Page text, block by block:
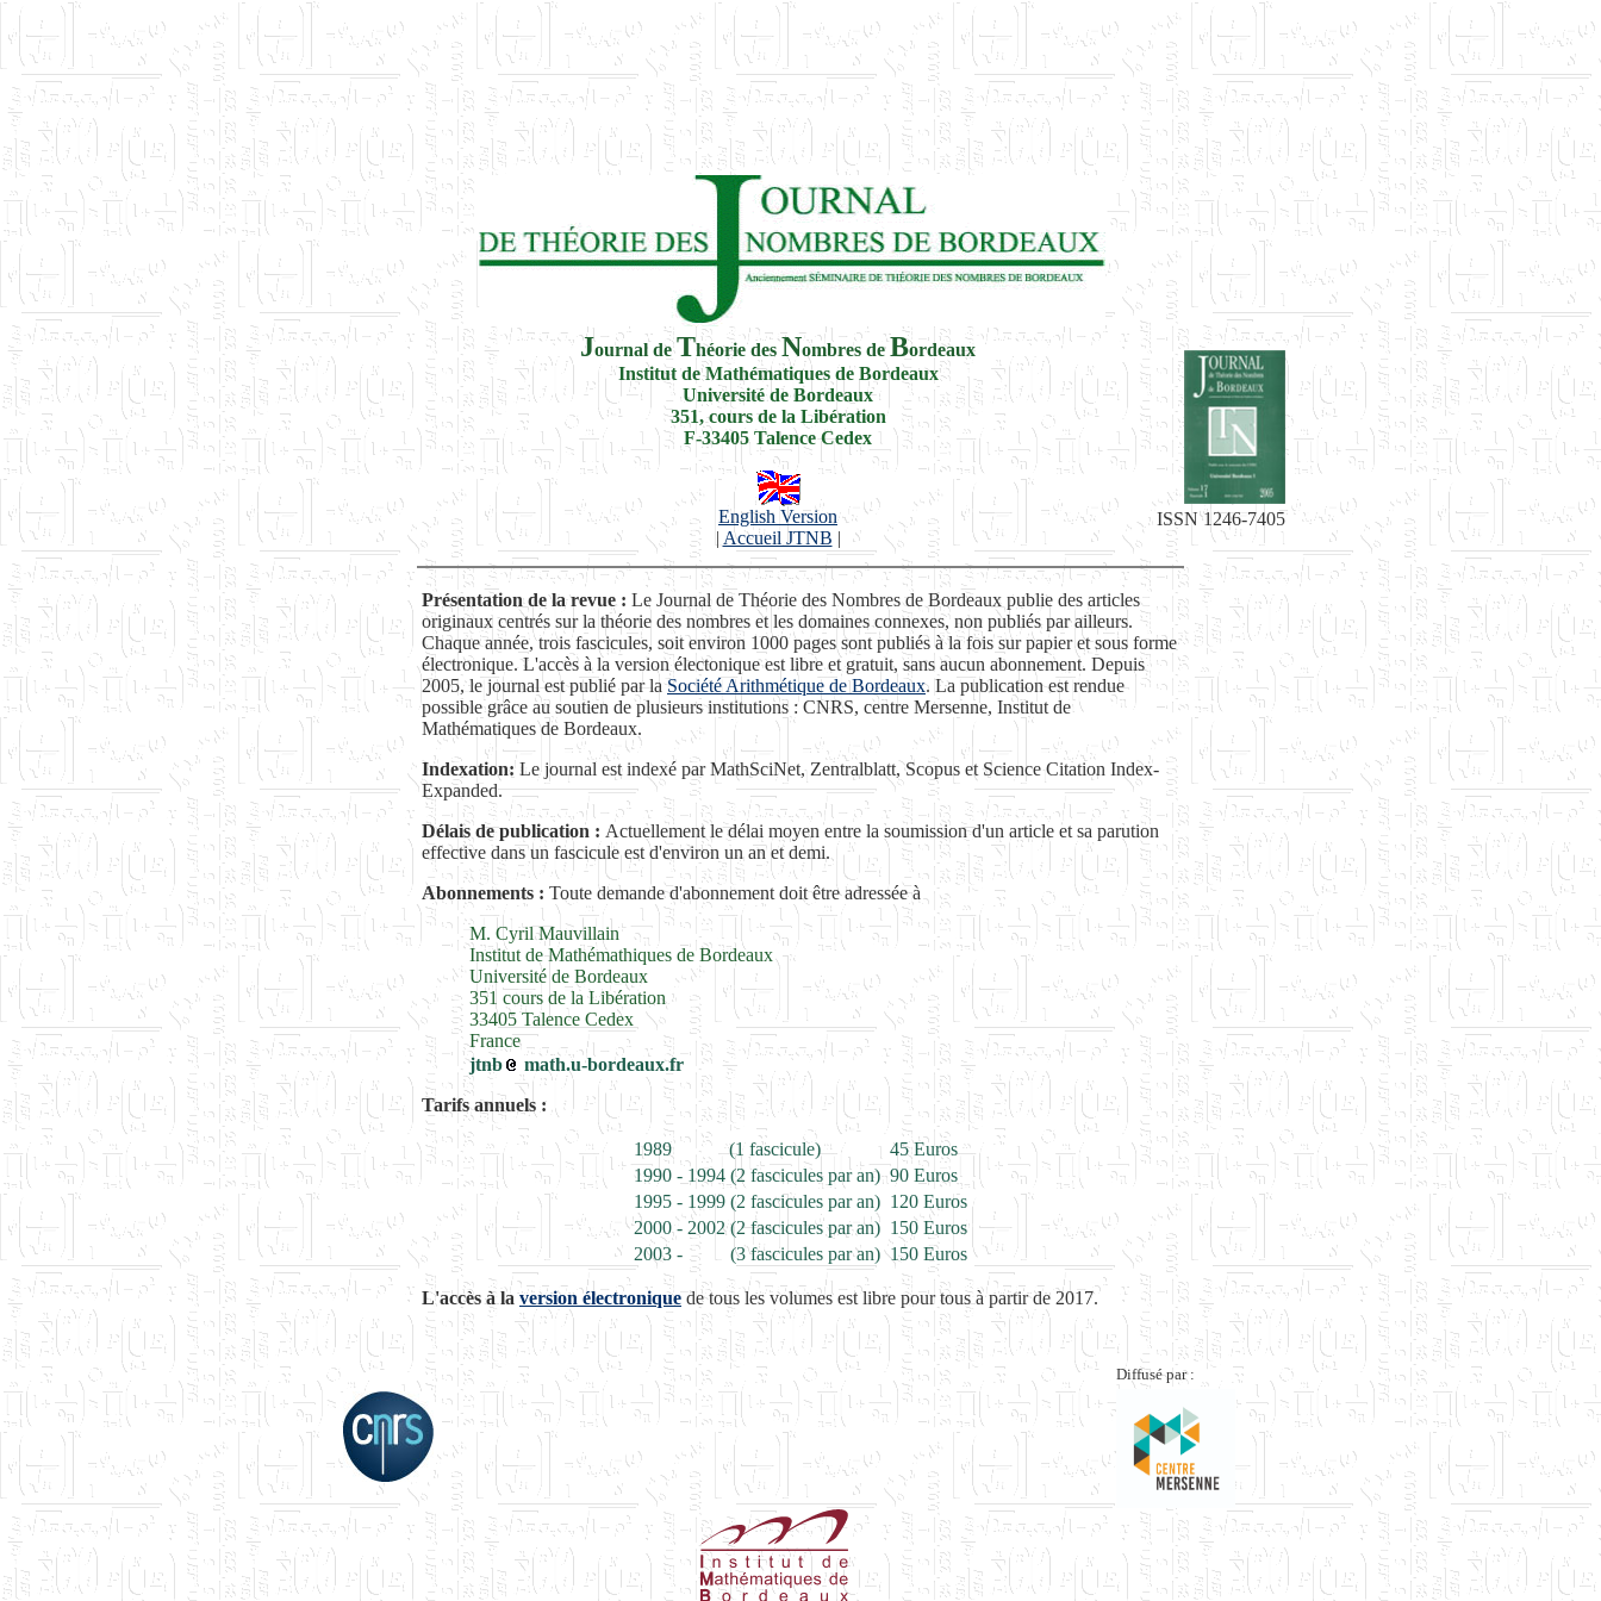
Journal deThéorie des Nombres deBordeaux
Institut de Mathématiques de Bordeaux
Université de Bordeaux
351, cours de la Libération
F-33405 Talence Cedex
English Version
| Accueil JTNB |
ISSN 1246-7405
Présentation de la revue : Le Journal de Théorie des Nombres de Bordeaux publie des articles
originaux centrés sur la théorie des nombres et les domaines connexes, non publiés par ailleurs.
Chaque année, trois fascicules, soit environ 1000 pages sont publiés à la fois sur papier et sous forme
électronique. L'accès à la version électonique est libre et gratuit, sans aucun abonnement. Depuis
2005, le journal est publié par laSociété Arithmétique de Bordeaux. La publication est rendue
possible grâce au soutien de plusieurs institutions : CNRS, centre Mersenne, Institut de
Mathématiques de Bordeaux.
Indexation: Le journal est indexé par MathSciNet, Zentralblatt, Scopus et Science Citation Index-
Expanded.
Délais de publication : Actuellement le délai moyen entre la soumission d'un article et sa parution
effective dans un fascicule est d'environ un an et demi.
Abonnements : Toute demande d'abonnement doit être adressée à
M. Cyril Mauvillain
Institut de Mathémathiques de Bordeaux
Université de Bordeaux
351 cours de la Libération
33405 Talence Cedex
France
jtnb
math.u-bordeaux.fr
Tarifs annuels :
1989 (1 fascicule)
45 Euros
1990 - 1994 (2 fascicules par an) 90 Euros
1995 - 1999 (2 fascicules par an) 120 Euros
2000 - 2002 (2 fascicules par an) 150 Euros
2003 - (3 fascicules par an) 150 Euros
L'accès à laversion électronique de tous les volumes est libre pour tous à partir de 2017.
Diffusé par :